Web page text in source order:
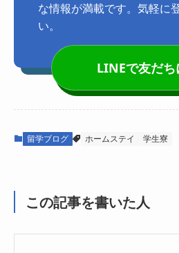
な情報が満載です。気軽に
い。
LINEで友だち
留学ブログ ホームステイ 学生寮
この記事を書いた人